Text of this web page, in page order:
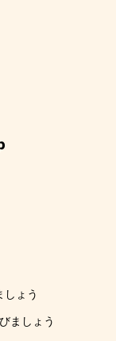
しょう
ましょう